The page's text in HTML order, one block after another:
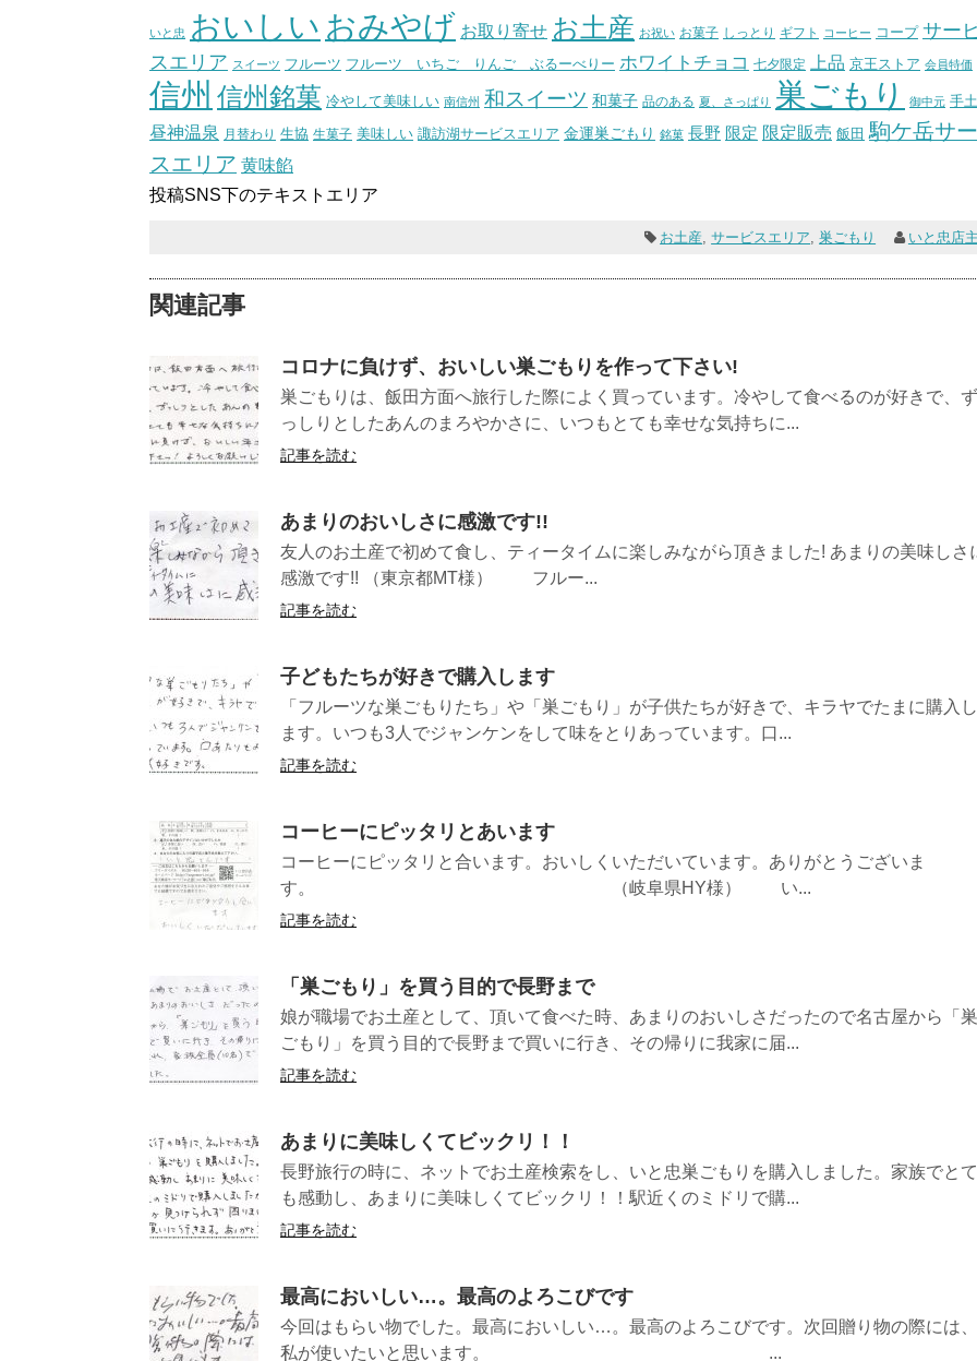
いと忠 おいしい おみやげ お取り寄せ お土産 お祝い お菓子 しっとり ギフト コーヒー コープ サー
スエリア スイーツ フルーツ フルーツ いちご りんご ぶるーべりー ホワイトチョコ 七夕限定 上品 京王ストア 会員特価
信州 信州銘菓 冷やして美味しい 南信州 和スイーツ 和菓子 品のある 夏、さっぱり 巣ごもり 御中元 手
昼神温泉 月替わり 生協 生菓子 美味しい 諏訪湖サービスエリア 金運巣ごもり 銘菓 長野 限定 限定販売 飯田 駒ケ岳サ
スエリア 黄味餡
投稿SNS下のテキストエリア
お土産,サービスエリア,巣ごもり いと忠店主
関連記事
コロナに負けず、おいしい巣ごもりを作って下さい!
巣ごもりは、飯田方面へ旅行した際によく買っています。冷やして食べるのが好きで、ず
っしりとしたあんのまろやかさに、いつもとても幸せな気持ちに...
記事を読む
あまりのおいしさに感激です!!
友人のお土産で初めて食し、ティータイムに楽しみながら頂きました! あまりの美味しさ
感激です!! （東京都MT様） フルー...
記事を読む
子どもたちが好きで購入します
「フルーツな巣ごもりたち」や「巣ごもり」が子供たちが好きで、キラヤでたまに購入し
ます。いつも3人でジャンケンをして味をとりあっています。口...
記事を読む
コーヒーにピッタリとあいます
コーヒーにピッタリと合います。おいしくいただいています。ありがとうございま
す。 （岐阜県HY様） い...
記事を読む
「巣ごもり」を買う目的で長野まで
娘が職場でお土産として、頂いて食べた時、あまりのおいしさだったので名古屋から「巣
ごもり」を買う目的で長野まで買いに行き、その帰りに我家に届...
記事を読む
あまりに美味しくてビックリ！！
長野旅行の時に、ネットでお土産検索をし、いと忠巣ごもりを購入しました。家族でとて
も感動し、あまりに美味しくてビックリ！！駅近くのミドリで購...
記事を読む
最高においしい…。最高のよろこびです
今回はもらい物でした。最高においしい…。最高のよろこびです。次回贈り物の際には、
私が使いたいと思います。 ...